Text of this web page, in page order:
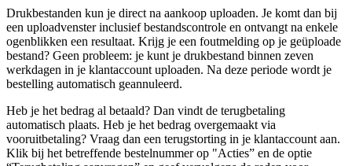
Drukbestanden kun je direct na aankoop uploaden. Je komt dan bij
een uploadvenster inclusief bestandscontrole en ontvangt na enkele
ogenblikken een resultaat. Krijg je een foutmelding op je geüploade
bestand? Geen probleem: je kunt je drukbestand binnen zeven
werkdagen in je klantaccount uploaden. Na deze periode wordt je
bestelling automatisch geannuleerd.
Heb je het bedrag al betaald? Dan vindt de terugbetaling
automatisch plaats. Heb je het bedrag overgemaakt via
vooruitbetaling? Vraag dan een terugstorting in je klantaccount aan.
Klik bij het betreffende bestelnummer op "Acties” en de optie